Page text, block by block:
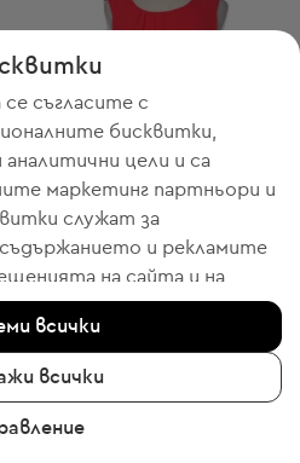
-50% с FESTIVE
More & More
18,40 € / 35,99 лв.
се съгласите с
бисквитки,
цели и са
маркетинг партньори и
служат за
и рекламите
на сайта и на
- информация, която ни
продукти, които бихте
моля потвърдете с
съм“.
моля
всички
всички